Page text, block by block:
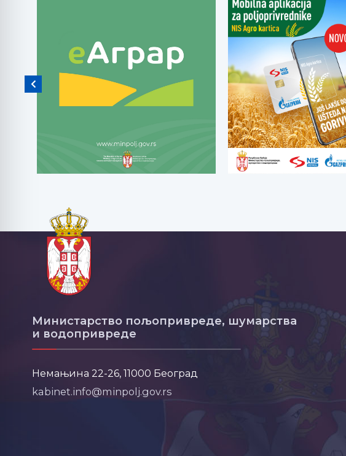
Министарство пољопривреде, шумарства
и водопривреде
Немањина 22-26, 11000 Београд
kabinet.info@minpolj.gov.rs